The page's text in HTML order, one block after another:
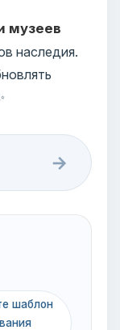
музеев
наследия.
→
шаблон